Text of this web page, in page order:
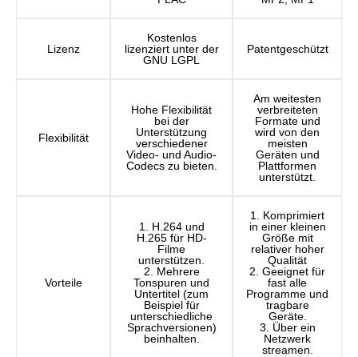
Lizenz
Kostenlos
lizenziert unter der
GNU LGPL
Patentgeschützt
Flexibilität
Hohe Flexibilität
bei der
Unterstützung
verschiedener
Video- und Audio-
Codecs zu bieten.
Am weitesten
verbreiteten
Formate und
wird von den
meisten
Geräten und
Plattformen
unterstützt.
Vorteile
1. H.264 und
H.265 für HD-
Filme
unterstützen.
2. Mehrere
Tonspuren und
Untertitel (zum
Beispiel für
unterschiedliche
Sprachversionen)
beinhalten.
1. Komprimiert
in einer kleinen
Größe mit
relativer hoher
Qualität
2. Geeignet für
fast alle
Programme und
tragbare
Geräte.
3. Über ein
Netzwerk
streamen.